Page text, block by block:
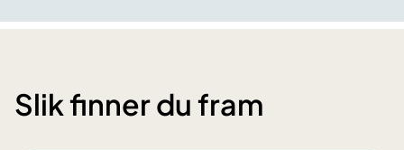
Slik finner du fram